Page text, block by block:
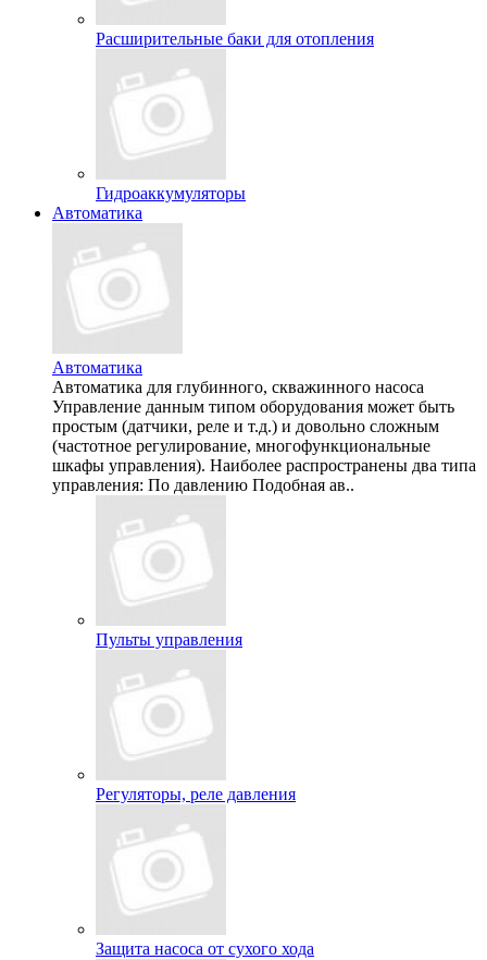
Расширительные баки для отопления
Гидроаккумуляторы
Автоматика
Автоматика
Автоматика для глубинного, скважинного насоса
Управление данным типом оборудования может быть
простым (датчики, реле и т.д.) и довольно сложным
(частотное регулирование, многофункциональные
шкафы управления). Наиболее распространены два типа
управления: По давлению Подобная ав..
Пульты управления
Регуляторы, реле давления
Защита насоса от сухого хода